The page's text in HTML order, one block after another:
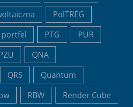
PolTREG
portfel PTG
PUR
QNA
QRS
Quantum
RBW
Render Cube